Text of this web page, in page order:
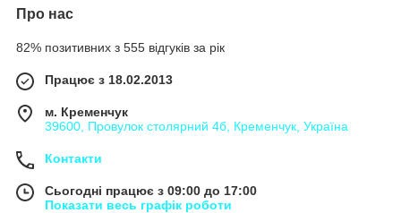
Про нас
82% позитивних з 555 відгуків за рік
Працює з 18.02.2013
м. Кременчук
39600, Провулок столярний 4б, Кременчук, Україна
Контакти
Сьогодні працює з 09:00 до 17:00
Показати весь графік роботи